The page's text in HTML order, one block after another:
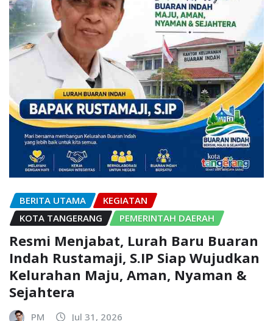
BERITA UTAMA
KEGIATAN
KOTA TANGERANG
PEMERINTAH DAERAH
Resmi Menjabat, Lurah Baru Buaran
Indah Rustamaji, S.IP Siap Wujudkan
Kelurahan Maju, Aman, Nyaman &
Sejahtera
PM Jul 31, 2026